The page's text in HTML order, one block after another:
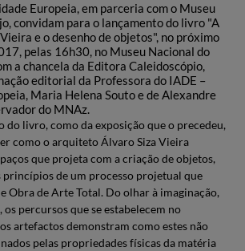
Europeia, em parceria com o Museu
convidam para o lançamento do livro "A
e o desenho de objetos", no próximo
pelas 16h30, no Museu Nacional do
a chancela da Editora Caleidoscópio,
editorial da Professora do IADE –
Maria Helena Souto e de Alexandre
do MNAz.
livro, como da exposição que o precedeu,
como o arquiteto Álvaro Siza Vieira
que projeta com a criação de objetos,
princípios de um processo projetual que
Obra de Arte Total. Do olhar à imaginação,
os percursos que se estabelecem no
artefactos demonstram como estes não
pelas propriedades físicas da matéria